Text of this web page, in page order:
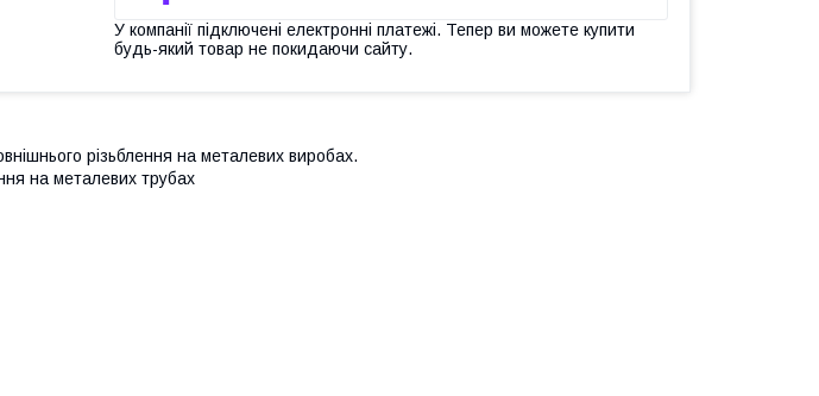
У компанії підключені електронні платежі. Тепер ви можете купити
будь-який товар не покидаючи сайту.
різьблення на металевих виробах.
на металевих трубах